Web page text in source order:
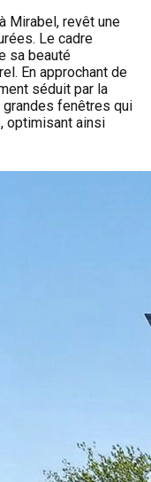
Mirabel, revêt une
Le cadre
sa beauté
En approchant de
séduit par la
fenêtres qui
optimisant ainsi